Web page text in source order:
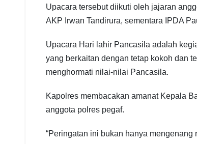
Upacara tersebut diikuti oleh jajaran
AKP Irwan Tandirura, sementara IPDA
Upacara Hari lahir Pancasila adalah
yang berkaitan dengan tetap kokoh dan
menghormati nilai-nilai Pancasila.
Kapolres membacakan amanat Kepala
anggota polres pegaf.
“Peringatan ini bukan hanya